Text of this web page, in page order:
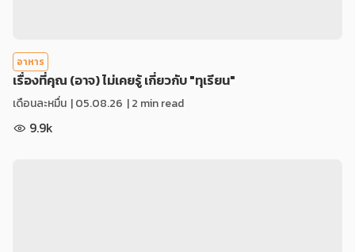
อาหาร
เรื่องที่คุณ (อาจ) ไม่เคยรู้ เกี่ยวกับ "ทุเรียน"
เดือนละหมื่น |05.08.26 | 2 min read
9.9k